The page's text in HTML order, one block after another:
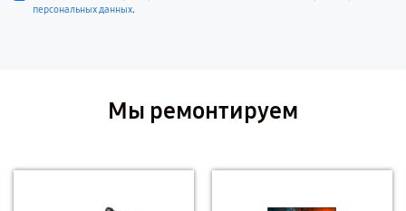
персональных данных.
Мы ремонтируем